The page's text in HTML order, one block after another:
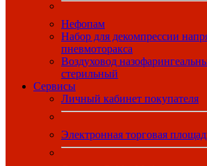
Нефопам
Набор для декомпрессии
пневмоторакса
Воздуховод
стерильный
Сервисы
Личный кабинет покупателя
Электронная торговая